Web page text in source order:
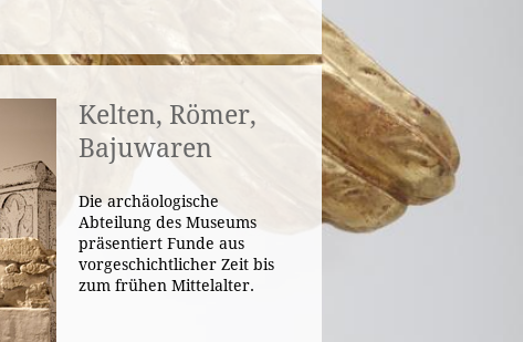
Kelten, Römer,
Bajuwaren
Die archäologische
Abteilung des Museums
präsentiert Funde aus
vorgeschichtlicher Zeit bis
zum frühen Mittelalter.